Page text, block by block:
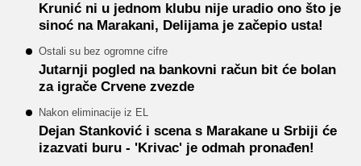
Krunić ni u jednom klubu nije uradio ono što je
sinoć na Marakani, Delijama je začepio usta!
Ostali su bez ogromne cifre
Jutarnji pogled na bankovni račun bit će bolan
za igrače Crvene zvezde
Nakon eliminacije iz EL
Dejan Stanković i scena s Marakane u Srbiji će
izazvati buru - 'Krivac' je odmah pronađen!